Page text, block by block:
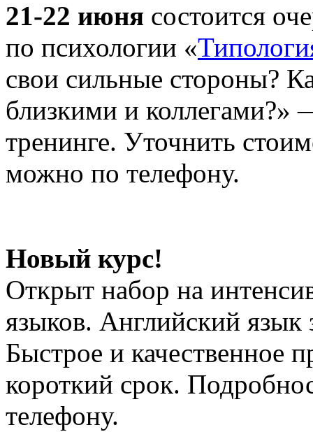
21-22 июня состоится
по психологии «
свои сильные стороны?
близкими и
тренинге. Уточнить
можно по телефону.
Новый курс!
Открыт набор на
языков. Английский
Быстрое и качественное
короткий срок.
телефону.